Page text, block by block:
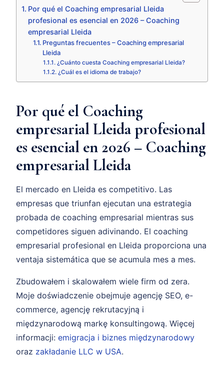
Por qué el Coaching empresarial Lleida
profesional es esencial en 2026 – Coaching
empresarial Lleida
Preguntas frecuentes – Coaching empresarial
Lleida
¿Cuánto cuesta Coaching empresarial Lleida?
¿Cuál es el idioma de trabajo?
Por qué el Coaching
empresarial Lleida profesional
es esencial en 2026 – Coaching
empresarial Lleida
El mercado en Lleida es competitivo. Las
empresas que triunfan ejecutan una estrategia
probada de coaching empresarial mientras sus
competidores siguen adivinando. El coaching
empresarial profesional en Lleida proporciona una
ventaja sistemática que se acumula mes a mes.
Zbudowałem i skalowałem wiele firm od zera.
Moje doświadczenie obejmuje agencję SEO, e-
commerce, agencję rekrutacyjną i
międzynarodową markę konsultingową. Więcej
informacji: emigracja i biznes międzynarodowy
oraz zakładanie LLC w USA.